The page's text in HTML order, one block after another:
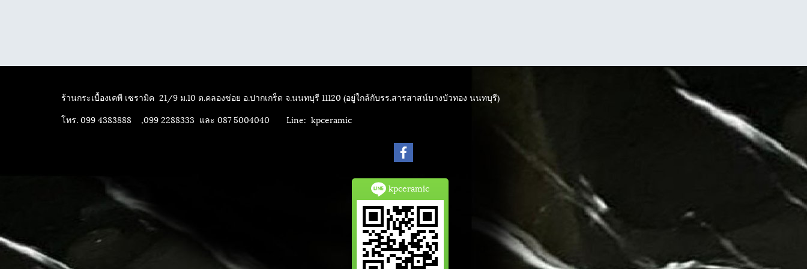
ร้านกระเบื้องเคพี เซรามิค 21/9 ม.10 ต.คลองข่อย อ.ปากเกร็ด จ.นนทบุรี 11120 (อยู่ใกล้กับรร.สารสาสน์บางบัวทอง นนทบุรี)
โทร. 099 4383888 ,099 2288333 และ 087 5004040 Line: kpceramic
kpceramic